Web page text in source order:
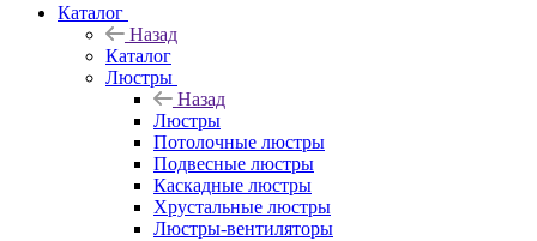
Каталог
Назад
Каталог
Люстры
Назад
Люстры
Потолочные люстры
Подвесные люстры
Каскадные люстры
Хрустальные люстры
Люстры-вентиляторы